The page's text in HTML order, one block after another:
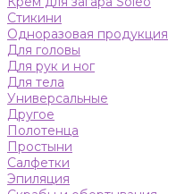
Стикини
Одноразовая продукция
Для головы
Для рук и ног
Для тела
Универсальные
Другое
Полотенца
Простыни
Салфетки
Эпиляция